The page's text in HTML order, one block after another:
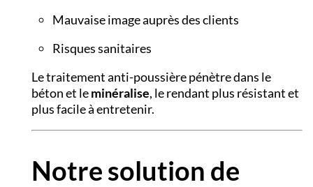
Mauvaise image auprès des clients
Risques sanitaires
Le traitement anti-poussière pénètre dans le
béton et leminéralise, le rendant plus résistant et
plus facile à entretenir.
Notre solution de